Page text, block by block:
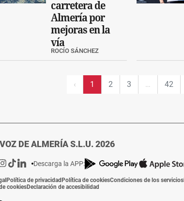
carretera de
Almería por
mejoras en la
vía
ROCÍO SÁNCHEZ
‹ 1 2 3 … 42
DE ALMERÍA S.L.U. 2026
Ir
Instagram
Ir
TikTok
Ir
Linkedin
Descarga la APP:
Política de privacidad Política de cookiesCondiciones de los servicios
cookiesDeclaración de accesibilidad